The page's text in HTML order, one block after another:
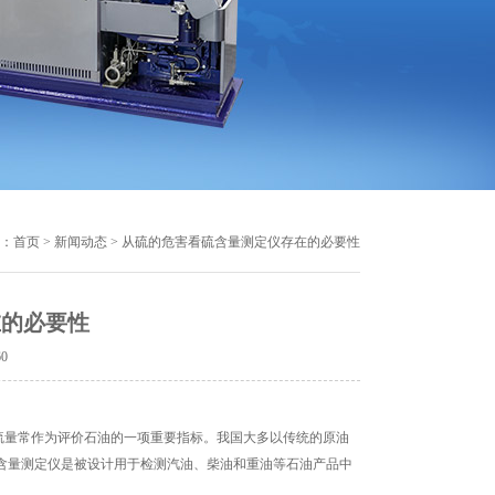
首页 > 新闻动态 > 从硫的危害看硫含量测定仪存在的必要性
必要性
作为评价石油的一项重要指标。我国大多以传统的原油
测定仪是被设计用于检测汽油、柴油和重油等石油产品中